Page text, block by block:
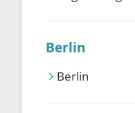
Berlin
Berlin